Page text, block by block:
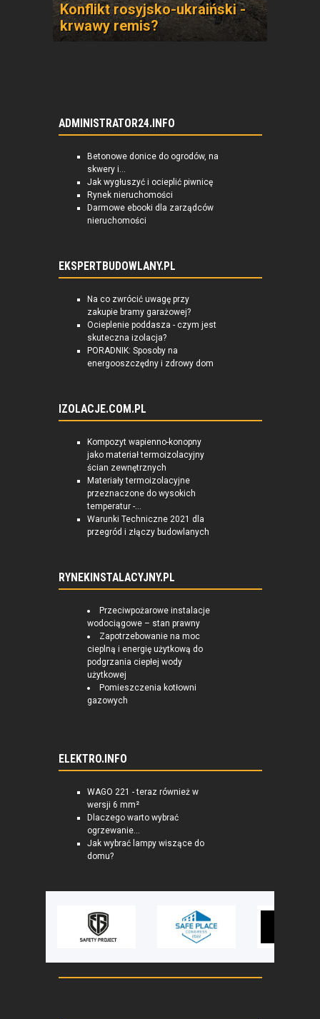
Konflikt rosyjsko-ukraiński -
krwawy remis?
ADMINISTRATOR24.INFO
Betonowe donice do ogrodów, na
skwery i...
Jak wygłuszyć i ocieplić piwnicę
Rynek nieruchomości
Darmowe ebooki dla zarządców
nieruchomości
EKSPERTBUDOWLANY.PL
Na co zwrócić uwagę przy
zakupie bramy garażowej?
Ocieplenie poddasza - czym jest
skuteczna izolacja?
PORADNIK: Sposoby na
energooszczędny i zdrowy dom
IZOLACJE.COM.PL
Kompozyt wapienno-konopny
jako materiał termoizolacyjny
ścian zewnętrznych
Materiały termoizolacyjne
przeznaczone do wysokich
temperatur -...
Warunki Techniczne 2021 dla
przegród i złączy budowlanych
RYNEKINSTALACYJNY.PL
Przeciwpożarowe instalacje
wodociągowe – stan prawny
Zapotrzebowanie na moc
cieplną i energię użytkową do
podgrzania ciepłej wody
użytkowej
Pomieszczenia kotłowni
gazowych
ELEKTRO.INFO
WAGO 221 - teraz również w
wersji 6 mm²
Dlaczego warto wybrać
ogrzewanie...
Jak wybrać lampy wiszące do
domu?